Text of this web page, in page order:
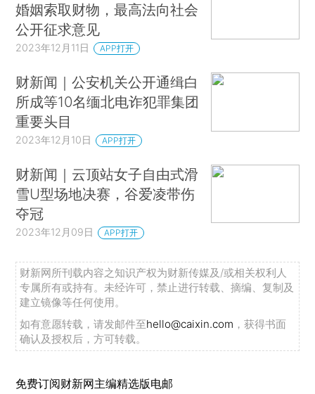
婚姻索取财物，最高法向社会
公开征求意见
2023年12月11日 APP打开
财新闻｜公安机关公开通缉白
所成等10名缅北电诈犯罪集团
重要头目
2023年12月10日 APP打开
财新闻｜云顶站女子自由式滑
雪U型场地决赛，谷爱凌带伤
夺冠
2023年12月09日 APP打开
财新网所刊载内容之知识产权为财新传媒及/或相关权利人
专属所有或持有。未经许可，禁止进行转载、摘编、复制及
建立镜像等任何使用。
如有意愿转载，请发邮件至hello@caixin.com ，获得书面
确认及授权后，方可转载。
免费订阅财新网主编精选版电邮